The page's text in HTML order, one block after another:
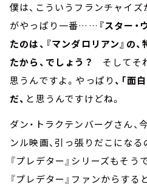
僕は、こういうフランチャイズ
がやっぱり一番…… 『スター
たのは、『マンダロリアン』の
たから、でしょう？ そして
思うんですよ。やっぱり 、「面
だ、 と思うんですけどね。
ダン・トラクテンバーグさん、
ンル映画、引っ張りだこにな
『プレデター』シリーズもそ
『プレデター』ファンからする